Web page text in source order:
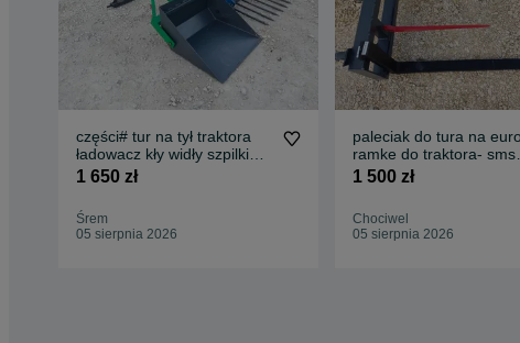
części# tur na tył traktora
ładowacz kły widły szpilki
łyżka
1 650 zł
Śrem
05 sierpnia 2026
paleciak do tura na euro
ramke do traktora- sms
euro mauleux
1 500 zł
Chociwel
05 sierpnia 2026